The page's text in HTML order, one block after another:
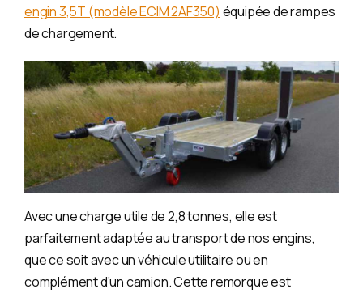
engin 3,5T (modèle ECIM 2AF350) équipée de rampes
de chargement.
Avec une charge utile de 2,8 tonnes, elle est
parfaitement adaptée au transport de nos engins,
que ce soit avec un véhicule utilitaire ou en
complément d’un camion. Cette remorque est